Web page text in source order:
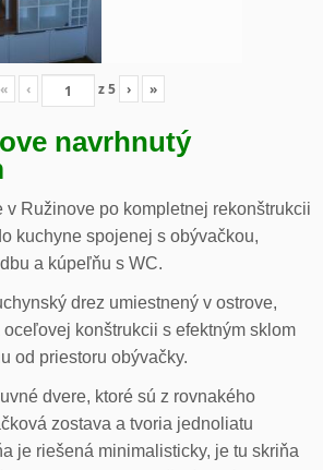
« ‹ z5 › »
navrhnutý
v Ružinove po kompletnej rekonštrukcii
kuchyne spojenej s obývačkou,
a kúpeľňu s WC.
drez umiestnený v ostrove,
konštrukcii s efektným sklom
od priestoru obývačky.
dvere, ktoré sú z rovnakého
zostava a tvoria jednoliatu
je riešená minimalisticky, je tu skriňa